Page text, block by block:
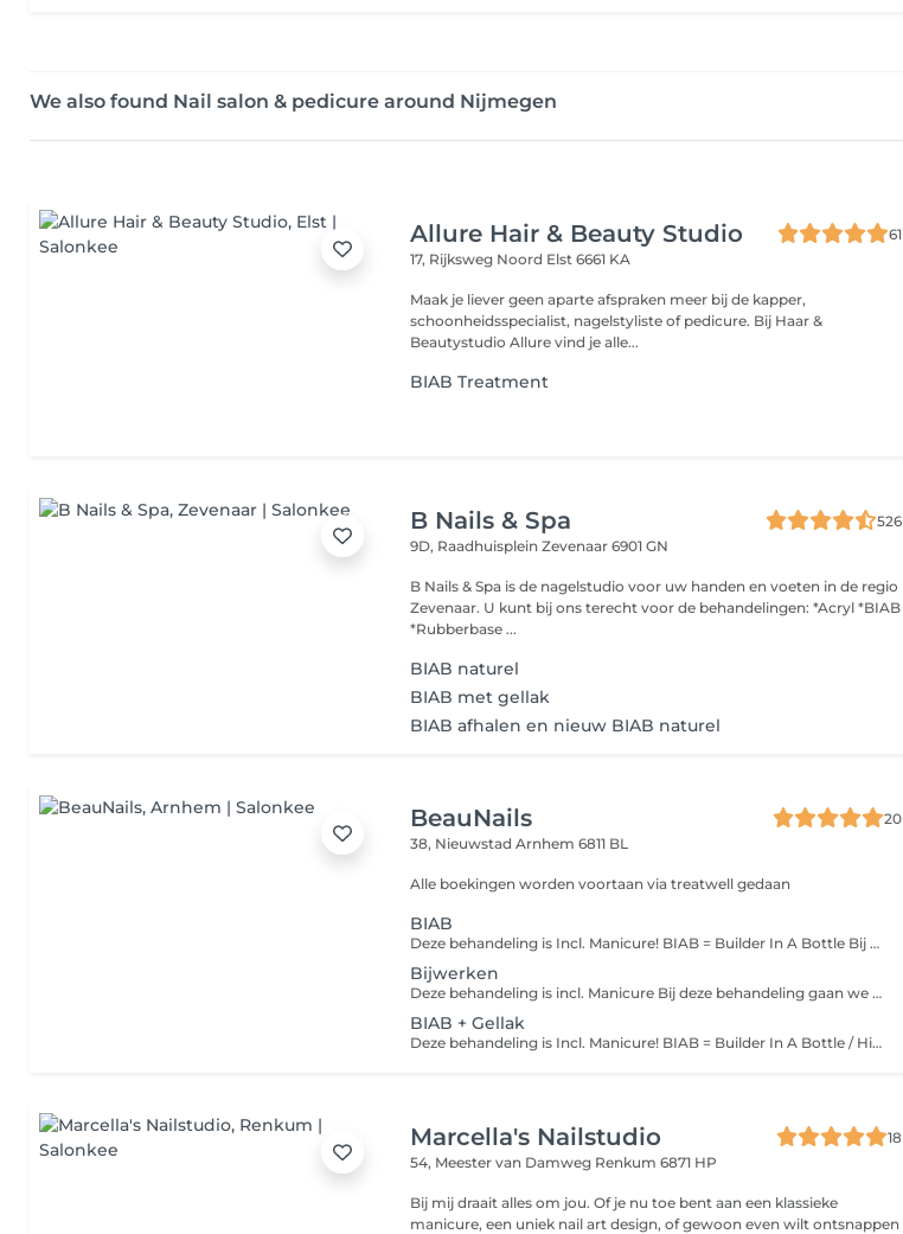
We also found Nail salon & pedicure around Nijmegen
Allure Hair & Beauty Studio
61
17, Rijksweg Noord Elst 6661 KA
Maak je liever geen aparte afspraken meer bij de kapper,
schoonheidsspecialist, nagelstyliste of pedicure. Bij Haar &
Beautystudio Allure vind je alle...
BIAB Treatment
B Nails & Spa
526
9D, RaadhuispleinZevenaar 6901 GN
B Nails & Spa is de nagelstudio voor uw handen en voeten in de regio
Zevenaar. U kunt bij ons terecht voor de behandelingen: *Acryl *BIAB
*Rubberbase ...
BIAB naturel
BIAB met gellak
BIAB afhalen en nieuw BIAB naturel
BeauNails
20
38, NieuwstadArnhem 6811 BL
Alle boekingen worden voortaan via treatwell gedaan
BIAB
Deze behandeling is Incl. Manicure! BIAB = Builder In A Bottle Bij deze behandeling doen we een flexibele gel op de natuurlijke nagel. Hierbij wordt de nagel niet verlengt LET OP! Heb je nog oud product op van een andere salon? boek dan oud product verwijderen erbij! BeauNails werkt niet op product van andere salons
Bijwerken
Deze behandeling is incl. Manicure Bij deze behandeling gaan we de nagels opvullen. Ik werk alleen op werk dat door BeauNails is gedaan, heb je nog nagels op van een andere salon? Kies dan de dienst oud product verwijderen en nieuwe set <3
BIAB + Gellak
Deze behandeling is Incl. Manicure! BIAB = Builder In A Bottle / Hierbij wordt de nagel niet verlengt Bij deze behandeling doen we een flexibele gel op de natuurlijke nagel en kan je kiezen voor een leuk gel kleurtje. Wil je er nail art bij dan moet je dat nog extra erbij boeken <3 LET OP! Heb je nog oud product op van een andere salon? boek dan oud product verwijderen erbij! BeauNails werkt niet op product van andere salons
Marcella's Nailstudio
18
54, Meester van Damweg Renkum 6871 HP
Bij mij draait alles om jou. Of je nu toe bent aan een klassieke
manicure, een uniek nail art design, of gewoon even wilt ontsnappen